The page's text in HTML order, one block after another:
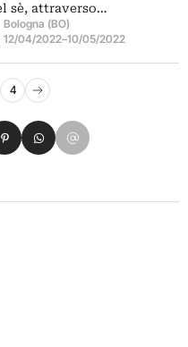
sè, attraverso…
Bologna (BO)
12/04/2022–10/05/2022
4 successiva
Xsu LinkedIn
su Pinterest
Condividi su WhatsApp
Condividi su Email